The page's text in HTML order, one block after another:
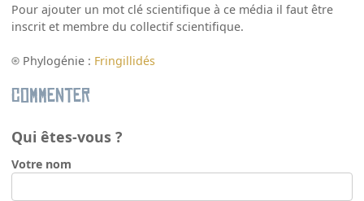
Pour ajouter un mot clé scientifique à ce média il faut être
inscrit et membre du collectif scientifique.
Phylogénie : Fringillidés
Commenter
Qui êtes-vous ?
Votre nom